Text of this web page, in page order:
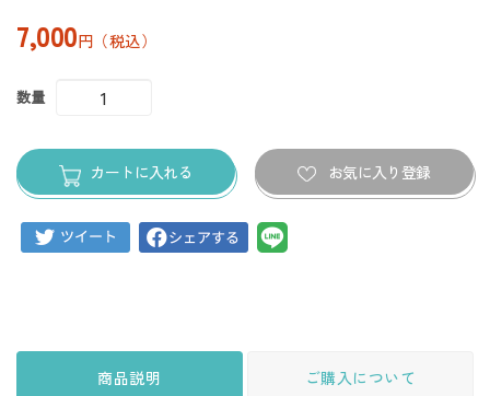
7,000円（税込）
数量
カートに入れる お気に入り登録
商品説明 ご購入について